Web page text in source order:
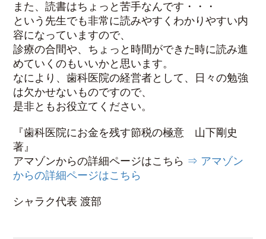
また、読書はちょっと苦手なんです・・・
という先生でも非常に読みやすくわかりやすい内
容になっていますので、
診療の合間や、ちょっと時間ができた時に読み進
めていくのもいいかと思います。
なにより、歯科医院の経営者として、日々の勉強
は欠かせないものですので、
是非ともお役立てください。
『歯科医院にお金を残す節税の極意 山下剛史
著』
アマゾンからの詳細ページはこちら ⇒ アマゾン
からの詳細ページはこちら
シャラク代表 渡部